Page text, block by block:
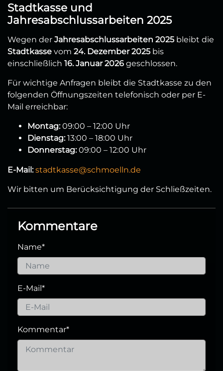
Stadtkasse und
Jahresabschlussarbeiten 2025
Wegen der Jahresabschlussarbeiten 2025 bleibt die
Stadtkasse vom 24. Dezember 2025 bis
einschließlich 16. Januar 2026 geschlossen.
Für wichtige Anfragen bleibt die Stadtkasse zu den
folgenden Öffnungszeiten telefonisch oder per E-
Mail erreichbar:
Montag:09:00 – 12:00 Uhr
Dienstag:13:00 – 18:00 Uhr
Donnerstag:09:00 – 12:00 Uhr
E-Mail: stadtkasse@schmoelln.de
Wir bitten um Berücksichtigung der Schließzeiten.
Kommentare
Name*
E-Mail*
Kommentar*